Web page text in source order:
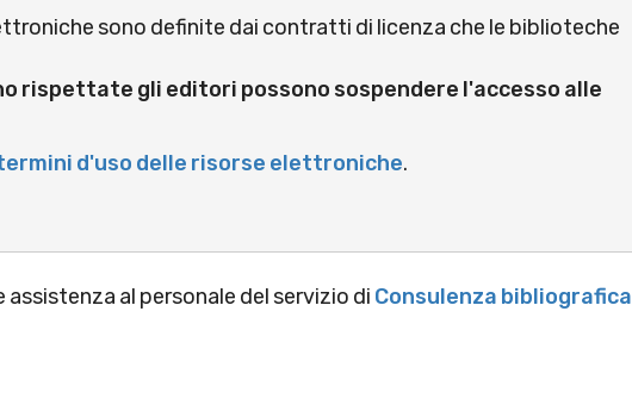
sono definite dai contratti di licenza che le biblioteche
rispettate gli editori possono sospendere l'accesso alle
d'uso delle risorse elettroniche.
al personale del servizio di Consulenza bibliografica